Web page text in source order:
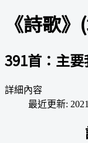
《詩歌
391首：主
詳細內容
最近更新: